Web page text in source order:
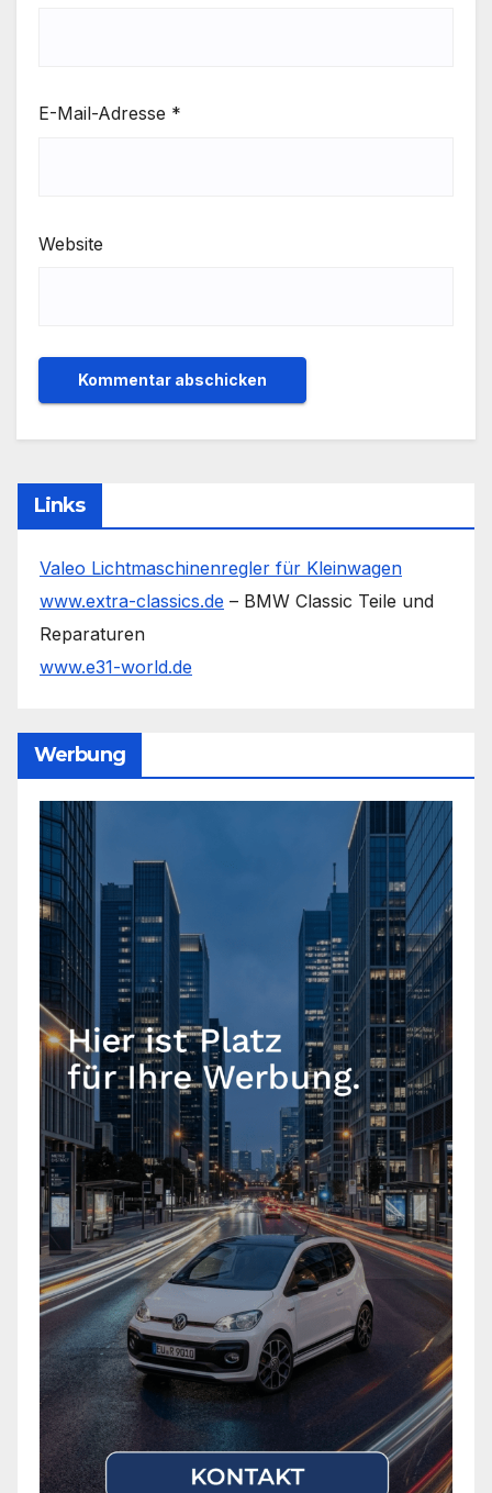
E-Mail-Adresse *
Website
Links
Valeo Lichtmaschinenregler für Kleinwagen
www.extra-classics.de – BMW Classic Teile und
Reparaturen
www.e31-world.de
Werbung